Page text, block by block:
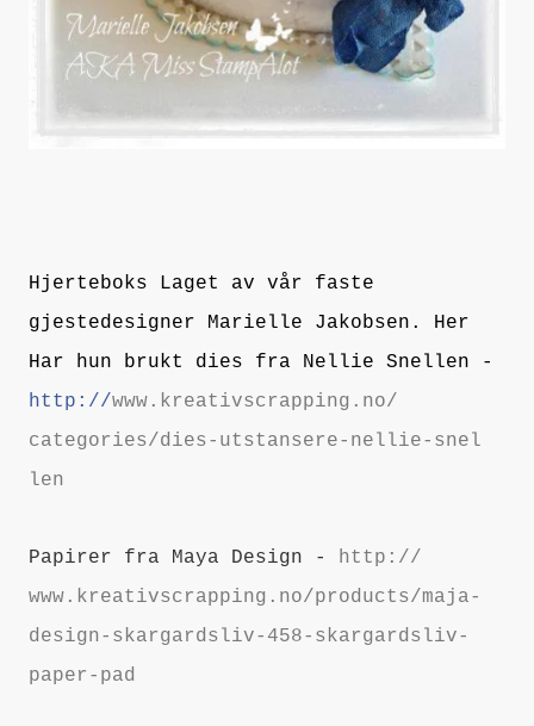
Hjerteboks Laget av vår faste
gjestedesigner Marielle Jakobsen. Her
Har hun brukt dies fra Nellie Snellen -
http://www.kreativscrapping.no/
categories/dies-utstansere-nellie-snel
len
Papirer fra Maya Design - http://
www.kreativscrapping.no/products/maja-
design-skargardsliv-458-skargardsliv-
paper-pad